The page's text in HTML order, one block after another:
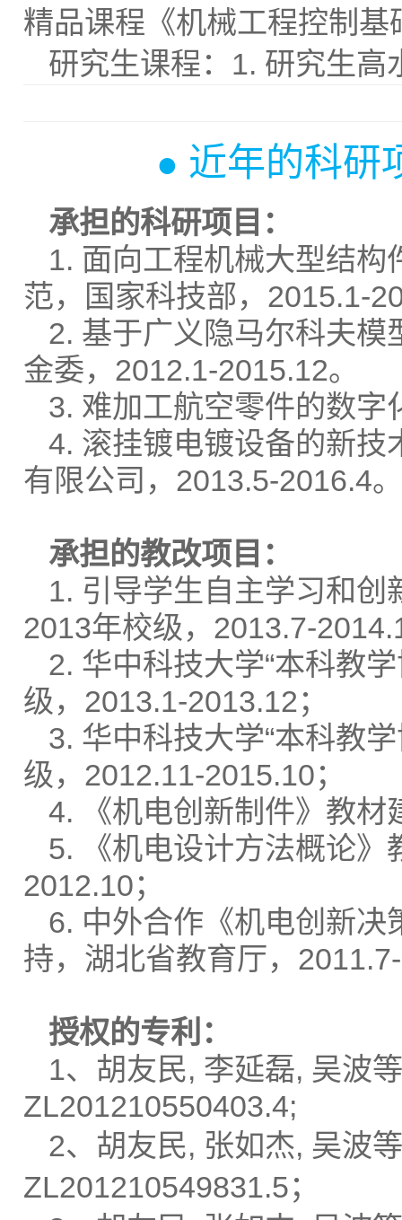
精品课程《机械工程控制基
研究生课程：1. 研究生
● 近年的科研
承担的科研项目：
1. 面向工程机械大型结
范，国家科技部，2015.1-
2. 基于广义隐马尔科夫
金委，2012.1-2015.12。
3. 难加工航空零件的数
4. 滚挂镀电镀设备的新技
有限公司，2013.5-2016.4。
承担的教改项目：
1. 引导学生自主学习和
2013年校级，2013.7-
2. 华中科技大学“本科教
级，2013.1-2013.12；
3. 华中科技大学“本科教
级，2012.11-2015.10；
4. 《机电创新制件》教材
5. 《机电设计方法概论
2012.10；
6. 中外合作《机电创新
持，湖北省教育厅，
授权的专利：
1、胡友民, 李延磊, 吴波
ZL201210550403.4;
2、胡友民, 张如杰, 吴波
ZL201210549831.5；